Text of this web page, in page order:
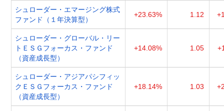
シュローダー・エマージング株式
ファンド（１年決算型）
+23.63% 1.12
シュローダー・グローバル・リー
トＥＳＧフォーカス・ファンド
（資産成長型）
+14.08% 1.05
シュローダー・アジアパシフィッ
クＥＳＧフォーカス・ファンド
（資産成長型）
+18.14% 1.03